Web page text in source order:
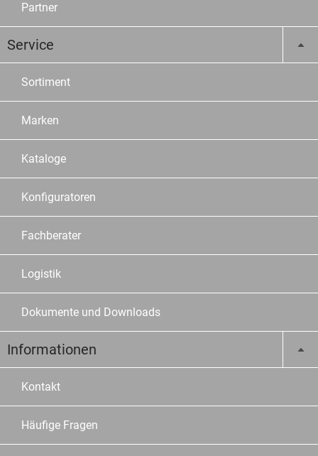
Partner
Service
Sortiment
Marken
Kataloge
Konfiguratoren
Fachberater
Logistik
Dokumente und Downloads
Informationen
Kontakt
Häufige Fragen